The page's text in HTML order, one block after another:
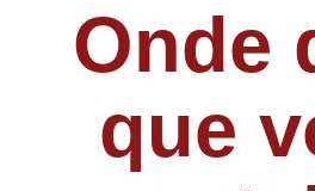
Onde
que